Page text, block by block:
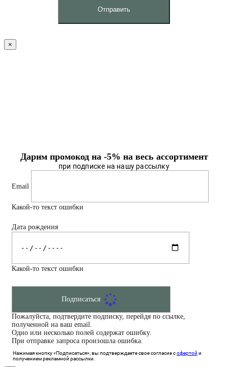
×
Дарим промокод на -5% на весь ассортимент
при подписке на нашу рассылку
Email
Какой-то текст ошибки
Дата рождения
Какой-то текст ошибки
Подписаться
Пожалуйста, подтвердите подписку, перейдя по ссылке,
полученной на ваш email.
Одно или несколько полей содержат ошибку.
При отправке запроса произошла ошибка.
Нажимая кнопку «Подписаться», вы подтверждаете свое согласие софертой и
получением рекламной рассылки.